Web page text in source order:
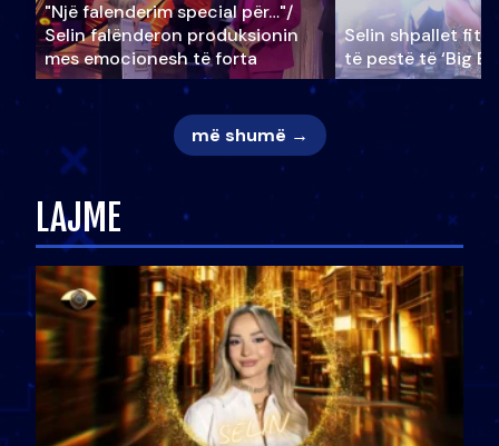
"Një falenderim special për…"/
Selin falënderon produksionin
mes emocionesh të forta
Selin shpallet
të pestë të ‘Big
më shumë →
LAJME